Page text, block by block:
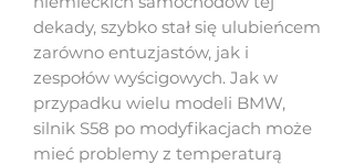
dekady, szybko stał się ulubieńcem
zarówno entuzjastów, jak i
zespołów wyścigowych. Jak w
przypadku wielu modeli BMW,
silnik S58 po modyfikacjach może
mieć problemy z temperaturą